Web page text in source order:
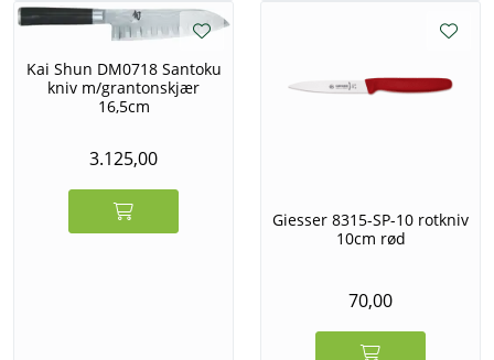
Kai Shun DM0718 Santoku
kniv m/grantonskjær
16,5cm
3.125,00
Giesser 8315-SP-10 rotkniv
10cm rød
70,00